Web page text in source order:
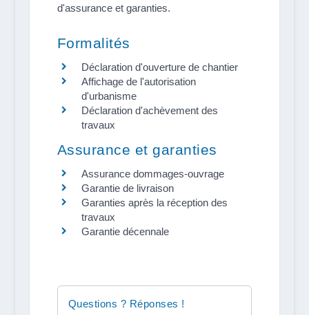
d'assurance et garanties.
Formalités
Déclaration d'ouverture de chantier
Affichage de l'autorisation
d'urbanisme
Déclaration d'achèvement des
travaux
Assurance et garanties
Assurance dommages-ouvrage
Garantie de livraison
Garanties après la réception des
travaux
Garantie décennale
Questions ? Réponses !